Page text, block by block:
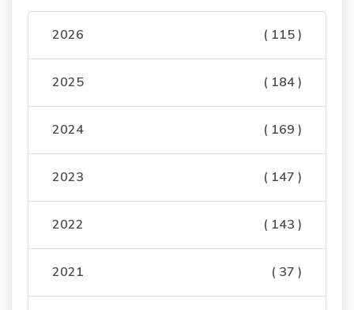
2026 ( 115 )
2025 ( 184 )
2024 ( 169 )
2023 ( 147 )
2022 ( 143 )
2021 ( 37 )